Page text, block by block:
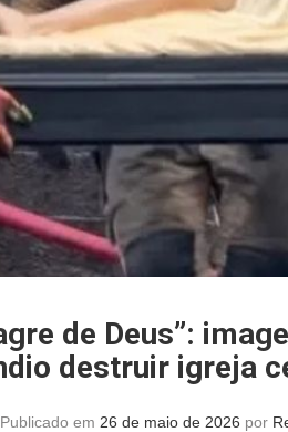
de Deus”:
destruir igreja
Publicado em 26 de maio de 2026 por